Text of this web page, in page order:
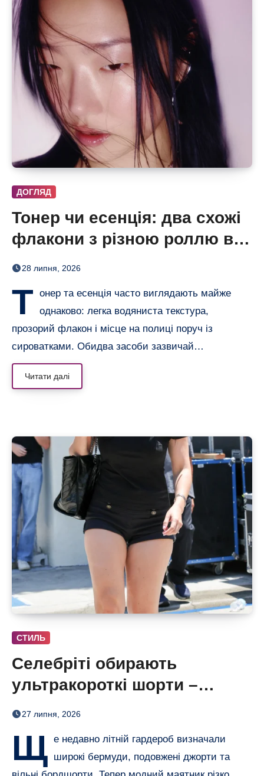
ДОГЛЯД
Тонер чи есенція: два схожі
флакони з різною роллю в
догляді
28 липня, 2026
Т онер та есенція часто виглядають майже
однаково: легка водяниста текстура,
прозорий флакон і місце на полиці поруч із
сироватками. Обидва засоби зазвичай…
Читати далі
СТИЛЬ
Селебріті обирають
ультракороткі шорти –
бермуди отримали зухвалу
27 липня, 2026
Щ е недавно літній гардероб визначали
широкі бермуди, подовжені джорти та